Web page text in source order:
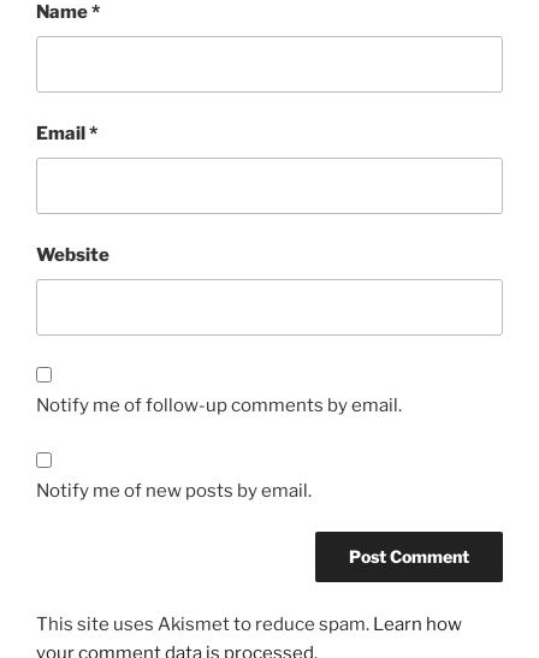
Name*
Email *
Website
Notify me of follow-up comments by email.
Notify me of new posts by email.
This site uses Akismet to reduce spam. Learn how
your comment data is processed.